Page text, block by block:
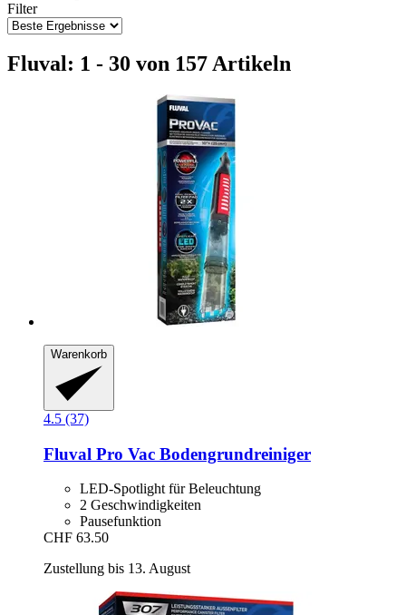
Filter
Fluval: 1 - 30 von 157 Artikeln
Warenkorb
4.5 (37)
Fluval Pro Vac Bodengrundreiniger
LED-Spotlight für Beleuchtung
2 Geschwindigkeiten
Pausefunktion
CHF 63.50
Zustellung bis 13. August